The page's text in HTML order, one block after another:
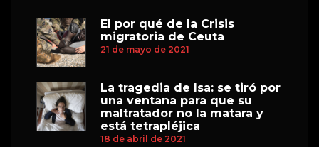
El por qué de la Crisis
migratoria de Ceuta
21 de mayo de 2021
La tragedia de Isa: se tiró por
una ventana para que su
maltratador no la matara y
está tetrapléjica
18 de abril de 2021